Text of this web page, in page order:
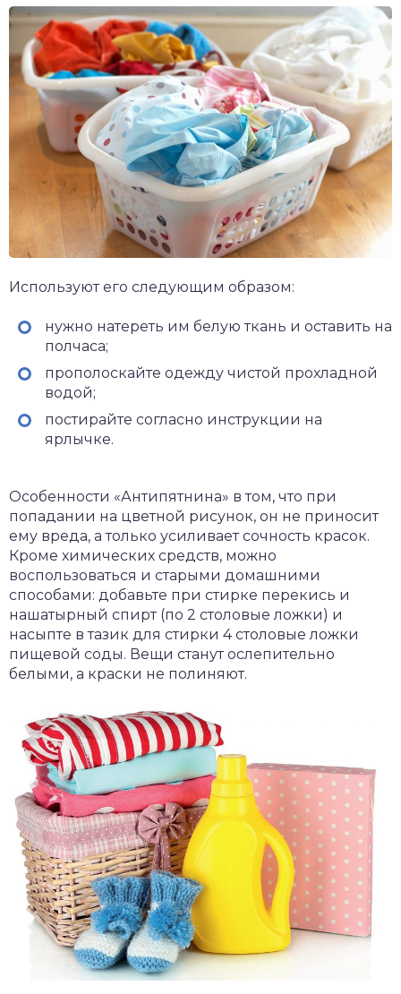
Используют его следующим образом:
нужно натереть им белую ткань и оставить на
полчаса;
прополоскайте одежду чистой прохладной
водой;
постирайте согласно инструкции на
ярлычке.
Особенности «Антипятнина» в том, что при
попадании на цветной рисунок, он не приносит
ему вреда, а только усиливает сочность красок.
Кроме химических средств, можно
воспользоваться и старыми домашними
способами: добавьте при стирке перекись и
нашатырный спирт (по 2 столовые ложки) и
насыпте в тазик для стирки 4 столовые ложки
пищевой соды. Вещи станут ослепительно
белыми, а краски не полиняют.